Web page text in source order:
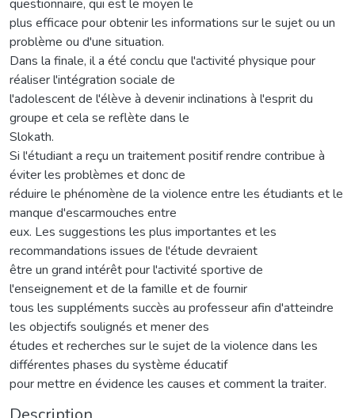
questionnaire, qui est le moyen le
plus efficace pour obtenir les informations sur le sujet ou un
problème ou d'une situation.
Dans la finale, il a été conclu que l'activité physique pour
réaliser l'intégration sociale de
l'adolescent de l'élève à devenir inclinations à l'esprit du
groupe et cela se reflète dans le
Slokath.
Si l'étudiant a reçu un traitement positif rendre contribue à
éviter les problèmes et donc de
réduire le phénomène de la violence entre les étudiants et le
manque d'escarmouches entre
eux. Les suggestions les plus importantes et les
recommandations issues de l'étude devraient
être un grand intérêt pour l'activité sportive de
l'enseignement et de la famille et de fournir
tous les suppléments succès au professeur afin d'atteindre
les objectifs soulignés et mener des
études et recherches sur le sujet de la violence dans les
différentes phases du système éducatif
pour mettre en évidence les causes et comment la traiter.